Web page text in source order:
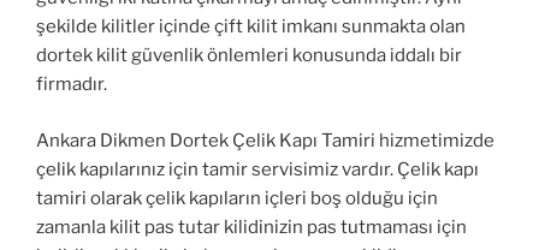
şekilde kilitler içinde çift kilit imkanı sunmakta olan
dortek kilit güvenlik önlemleri konusunda iddalı bir
firmadır.
Ankara Dikmen Dortek Çelik Kapı Tamiri hizmetimizde
çelik kapılarınız için tamir servisimiz vardır. Çelik kapı
tamiri olarak çelik kapıların içleri boş olduğu için
zamanla kilit pas tutar kilidinizin pas tutmaması için